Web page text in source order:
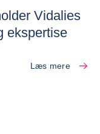
Vidalies
ekspertise
Læs mere